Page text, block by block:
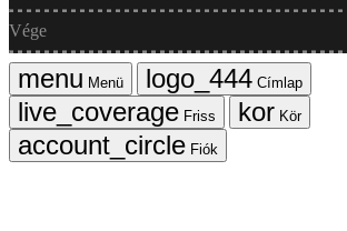
Vége
Menü
Címlap
Friss
Kör
Fiók